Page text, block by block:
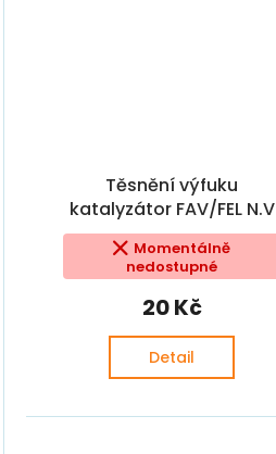
Těsnění výfuku
katalyzátor FAV/FEL N.V
(6U0253232,
005407420, 114690850,
115690850)
Momentálně
nedostupné
20 Kč
Detail